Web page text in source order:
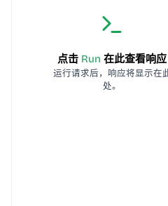
点击 Run 在此查看响应
运行请求后，响应将显示在
处。